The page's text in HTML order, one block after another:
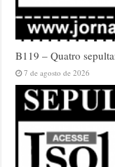
B119 – Quatro
7 de agosto de 2026